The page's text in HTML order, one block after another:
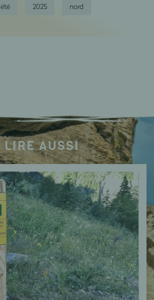
été 2025 nord
LIRE AUSSI